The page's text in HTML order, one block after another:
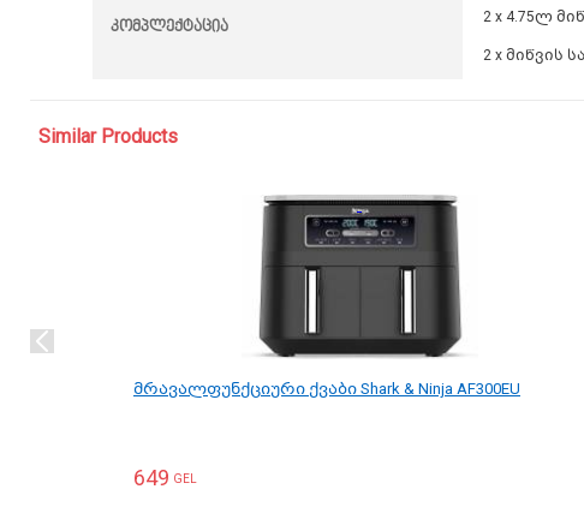
კომპლექტაცია 2 x 4.75ლ
2 x მიწვის
Similar Products
მრავალფუნქციური ქვაბი Shark & Ninja AF300EU
649 GEL